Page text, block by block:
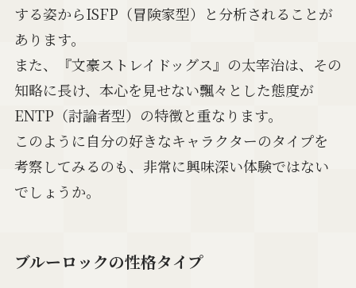
する姿からISFP（冒険家型）と分析されることが
あります。
また、『文豪ストレイドッグス』の太宰治は、その
知略に長け、本心を見せない飄々とした態度が
ENTP（討論者型）の特徴と重なります。
このように自分の好きなキャラクターのタイプを
考察してみるのも、非常に興味深い体験ではない
でしょうか。
ブルーロックの性格タイプ